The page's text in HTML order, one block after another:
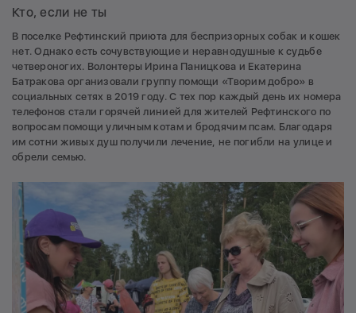
Кто, если не ты
В поселке Рефтинский приюта для беспризорных собак и кошек
нет. Однако есть сочувствующие и неравнодушные к судьбе
четвероногих. Волонтеры Ирина Паницкова и Екатерина
Батракова организовали группу помощи «Творим добро» в
социальных сетях в 2019 году. С тех пор каждый день их номера
телефонов стали горячей линией для жителей Рефтинского по
вопросам помощи уличным котам и бродячим псам. Благодаря
им сотни живых душ получили лечение, не погибли на улице и
обрели семью.